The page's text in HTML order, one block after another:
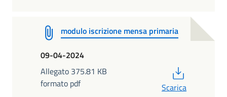
modulo iscrizione mensa primaria
09-04-2024
Allegato 375.81 KB
formato pdf
Scarica